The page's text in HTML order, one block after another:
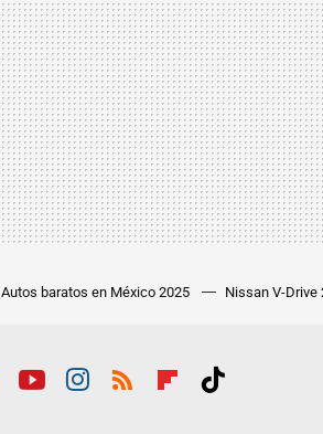
Autos baratos en México 2025 Nissan V-Drive